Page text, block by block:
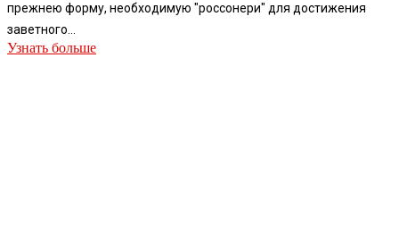
прежнею форму, необходимую "россонери" для достижения
заветного...
Узнать больше